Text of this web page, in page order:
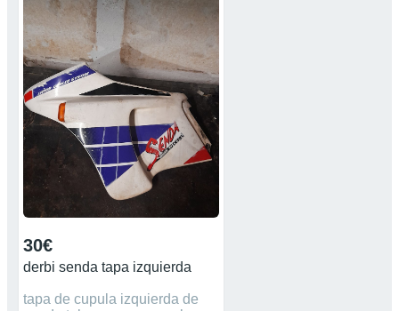
30€
derbi senda tapa izquierda
tapa de cupula izquierda de